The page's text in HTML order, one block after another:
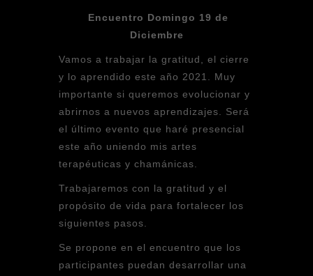
Encuentro Domingo 19 de
Diciembre
Vamos a trabajar la gratitud, el cierre
y lo aprendido este año 2021. Muy
importante si queremos evolucionar y
abrirnos a nuevos aprendizajes. Será
el último evento que haré presencial
este año uniendo mis artes
terapéuticas y chamánicas.
Trabajaremos con la gratitud y el
propósito de vida para fortalecer los
siguientes pasos.
Se propone en el encuentro que los
participantes puedan desarrollar una